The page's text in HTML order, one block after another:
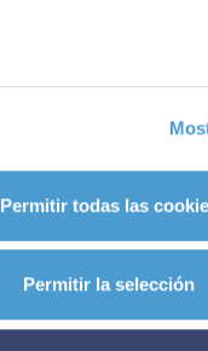
Permitir todas las
Permitir la selección